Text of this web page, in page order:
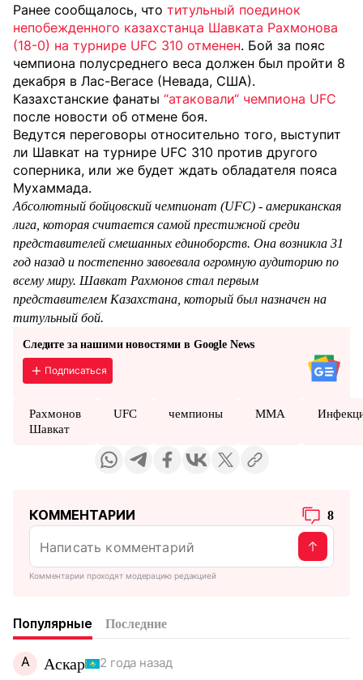
Ранее сообщалось, что титульный поединок
непобежденного казахстанца Шавката Рахмонова
(18-0) на турнире UFC 310 отменен. Бой за пояс
чемпиона полусреднего веса должен был пройти 8
декабря в Лас-Вегасе (Невада, США).
Казахстанские фанаты “атаковали“ чемпиона UFC
после новости об отмене боя.
Ведутся переговоры относительно того, выступит
ли Шавкат на турнире UFC 310 против другого
соперника, или же будет ждать обладателя пояса
Мухаммада.
Абсолютный бойцовский чемпионат (UFC) - американская
лига, которая считается самой престижной среди
представителей смешанных единоборств. Она возникла 31
год назад и постепенно завоевала огромную аудиторию по
всему миру. Шавкат Рахмонов стал первым
представителем Казахстана, который был назначен на
титульный бой.
Следите за нашими новостями в Google News
Подписаться
Рахмонов
Шавкат
UFC чемпионы MMA
КОММЕНТАРИИ 8
Комментарии проходят модерацию редакцией
Популярные Последние
А Аскар 2 года назад